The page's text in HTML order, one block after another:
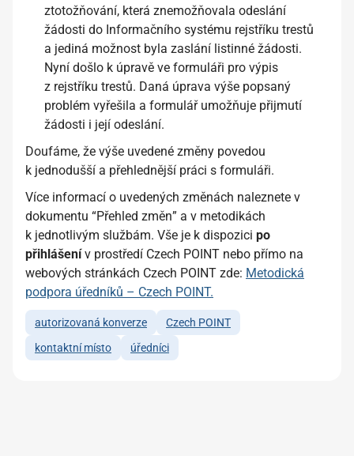
ztotožňování, která znemožňovala odeslání
žádosti do Informačního systému rejstříku trestů
a jediná možnost byla zaslání listinné žádosti.
Nyní došlo k úpravě ve formuláři pro výpis
z rejstříku trestů. Daná úprava výše popsaný
problém vyřešila a formulář umožňuje přijmutí
žádosti i její odeslání.
Doufáme, že výše uvedené změny povedou
k jednodušší a přehlednější práci s formuláři.
Více informací o uvedených změnách naleznete v
dokumentu “Přehled změn” a v metodikách
k jednotlivým službám. Vše je k dispozici po
přihlášenív prostředí Czech POINT nebo přímo na
webových stránkách Czech POINT zde: Metodická
podpora úředníků – Czech POINT.
autorizovaná konverze
Czech POINT
kontaktní místo
úředníci